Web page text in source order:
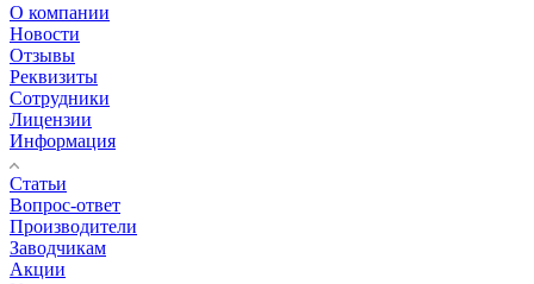
О компании
Новости
Отзывы
Реквизиты
Сотрудники
Лицензии
Информация
Статьи
Вопрос-ответ
Производители
Заводчикам
Акции